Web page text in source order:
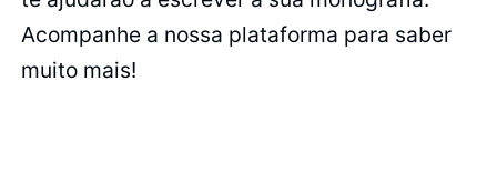
Acompanhe a nossa plataforma para saber
muito mais!